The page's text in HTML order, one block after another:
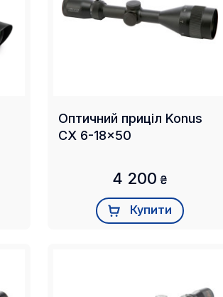
Оптичний приціл Konus
CX 6-18x50
4 200 ₴
Купити